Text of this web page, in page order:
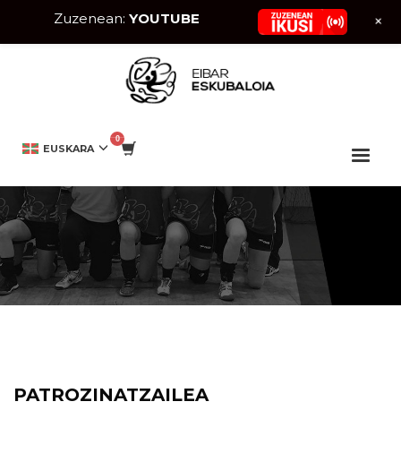
EUSKARA
MEK EIBAR ESKUBALOIA NESKAK
PATROZINATZAILEA
Zuzenean: YOUTUBE +